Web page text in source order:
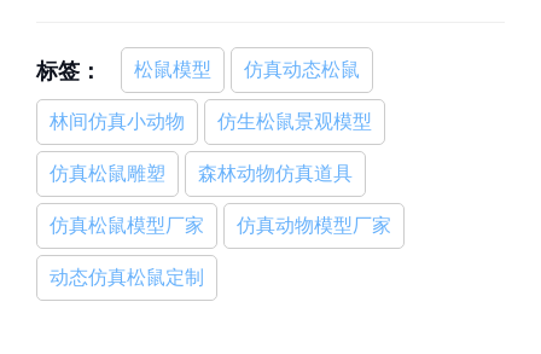
标签： 松鼠模型 仿真动态松鼠
林间仿真小动物 仿生松鼠景观模型
仿真松鼠雕塑 森林动物仿真道具
仿真松鼠模型厂家 仿真动物模型厂家
动态仿真松鼠定制